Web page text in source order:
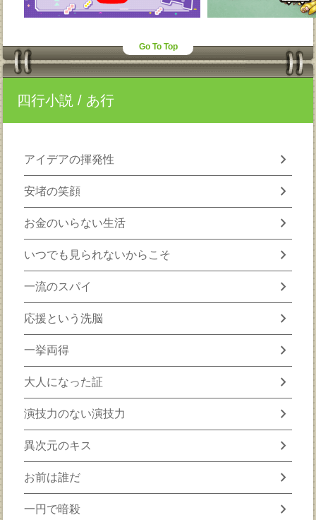
Go To Top
四行小説 / あ行
アイデアの揮発性 chevron_right
安堵の笑顔 chevron_right
お金のいらない生活 chevron_right
いつでも見られないからこそ chevron_right
一流のスパイ chevron_right
応援という洗脳 chevron_right
一挙両得 chevron_right
大人になった証 chevron_right
演技力のない演技力 chevron_right
異次元のキス chevron_right
お前は誰だ chevron_right
一円で暗殺 chevron_right